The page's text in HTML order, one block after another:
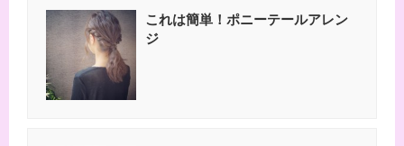
これは簡単！ポニーテールアレン
ジ